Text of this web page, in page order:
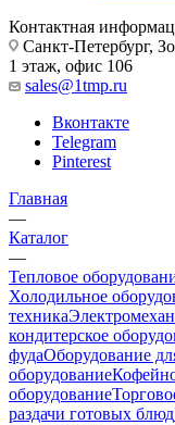
Контактная
Санкт-Петербург,
1 этаж, офис 106
sales@1tmp.ru
Вконтакте
Telegram
Pinterest
Главная
—
Каталог
—
Тепловое
Холодильное
техника
кондитерское
фудаОборудование
оборудование
оборудование
раздачи готовых блюд